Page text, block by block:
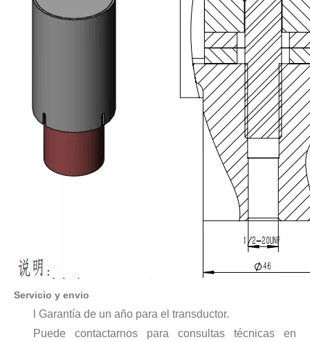
Actualmente, la investigación sobre la extracción de antioxidantes
¿Cuál es el principio y la teoría de la máquina de soldadura de
Servicio y envio
l Garantía de un año para el transductor.
Puede contactarnos para consultas técnicas en